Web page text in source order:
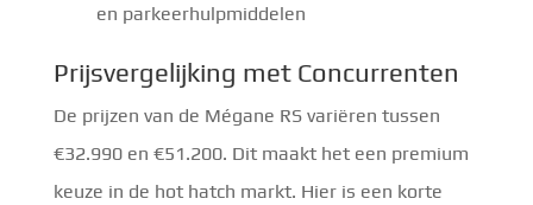
en parkeerhulpmiddelen
Prijsvergelijking met Concurrenten
De prijzen van de Mégane RS variëren tussen
€32.990 en €51.200. Dit maakt het een premium
keuze in de hot hatch markt. Hier is een korte